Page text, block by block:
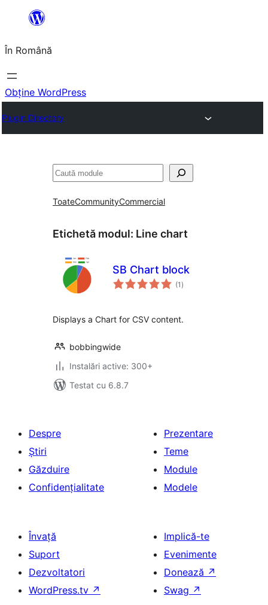
conținut
În Română
Obține WordPress
Plugin Directory
Caută
ToateCommunityCommercial
Etichetă modul: Line chart
SB Chart block
(1 total
aprecieri
)
Displays a Chart for CSV content.
bobbingwide
Instalări active: 300+
Testat cu 6.8.7
Despre
Știri
Găzduire
Confidențialitate
Prezentare
Teme
Module
Modele
Învață
Suport
Dezvoltatori
WordPress.tv ↗
Implică-te
Evenimente
Donează ↗
Swag ↗